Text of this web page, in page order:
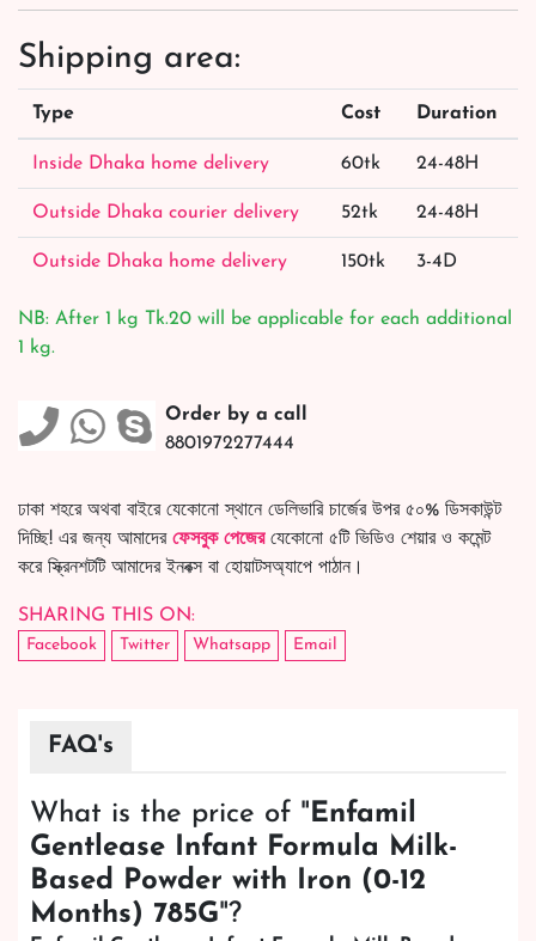
Shipping area:
Type Cost Duration
Inside Dhaka home delivery 60tk 24-48H
Outside Dhaka courier delivery 52tk 24-48H
Outside Dhaka home delivery 150tk 3-4D
NB: After 1 kg Tk.20 will be applicable for each additional
1 kg.
Order by a call
8801972277444
ঢাকা শহরে অথবা বাইরে যেকোনো স্থানে ডেলিভারি চার্জের উপর ৫০% ডিসকাউন্ট
দিচ্ছি! এর জন্য আমাদের ফেসবুক পেজেরযেকোনো ৫টি ভিডিও শেয়ার ও কমেন্ট
করে স্ক্রিনশটটি আমাদের ইনবক্স বা হোয়াটসঅ্যাপে পাঠান।
SHARING THIS ON:
Facebook Twitter Whatsapp Email
FAQ's
What is the price of " Enfamil
Gentlease Infant Formula Milk-
Based Powder with Iron (0-12
Months) 785G"?